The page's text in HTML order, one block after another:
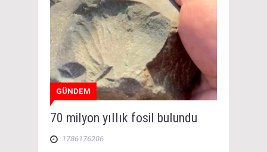
GÜNDEM
70 milyon yıllık fosil bulundu
1786176206